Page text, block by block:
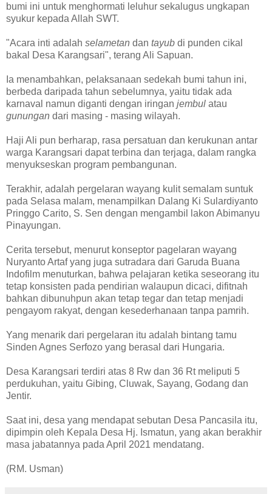
bumi ini untuk menghormati leluhur sekalugus ungkapan
syukur kepada Allah SWT.
"Acara inti adalah selametan dan tayub di punden cikal
bakal Desa Karangsari", terang Ali Sapuan.
Ia menambahkan, pelaksanaan sedekah bumi tahun ini,
berbeda daripada tahun sebelumnya, yaitu tidak ada
karnaval namun diganti dengan iringan jembul atau
gunungan dari masing - masing wilayah.
Haji Ali pun berharap, rasa persatuan dan kerukunan antar
warga Karangsari dapat terbina dan terjaga, dalam rangka
menyukseskan program pembangunan.
Terakhir, adalah pergelaran wayang kulit semalam suntuk
pada Selasa malam, menampilkan Dalang Ki Sulardiyanto
Pringgo Carito, S. Sen dengan mengambil lakon Abimanyu
Pinayungan.
Cerita tersebut, menurut konseptor pagelaran wayang
Nuryanto Artaf yang juga sutradara dari Garuda Buana
Indofilm menuturkan, bahwa pelajaran ketika seseorang itu
tetap konsisten pada pendirian walaupun dicaci, difitnah
bahkan dibunuhpun akan tetap tegar dan tetap menjadi
pengayom rakyat, dengan kesederhanaan tanpa pamrih.
Yang menarik dari pergelaran itu adalah bintang tamu
Sinden Agnes Serfozo yang berasal dari Hungaria.
Desa Karangsari terdiri atas 8 Rw dan 36 Rt meliputi 5
perdukuhan, yaitu Gibing, Cluwak, Sayang, Godang dan
Jentir.
Saat ini, desa yang mendapat sebutan Desa Pancasila itu,
dipimpin oleh Kepala Desa Hj. Ismatun, yang akan berakhir
masa jabatannya pada April 2021 mendatang.
(RM. Usman)